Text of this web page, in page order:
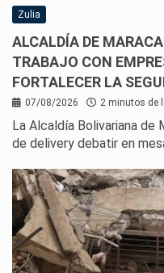
Zulia
ALCALDÍA DE
TRABAJO CON
FORTALECER LA
07/08/2026 2 minutos de
La Alcaldía Bolivariana de
de delivery debatir en